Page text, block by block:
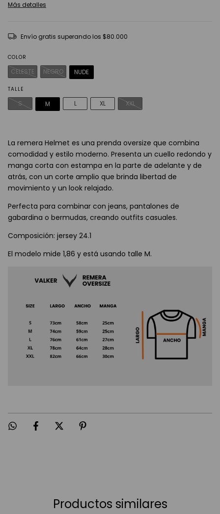
Más detalles
Envío gratis superando los $80.000
COLOR
CELESTE NEGRO NUDE
TALLE
S M L XL XXL
La remera Helmet es una prenda oversize que combina
comodidad y estilo moderno. Presenta un cuello redondo y
manga corta con estampa en la parte de adelante y de
atrás, con un corte amplio que brinda libertad de
movimiento y un look relajado.
Perfecta para combinar con jeans, pantalones de
gabardina o bermudas, creando outfits casuales.
Composición: jersey 24.1
El modelo mide 1,86 y está usando talle M.
Productos similares